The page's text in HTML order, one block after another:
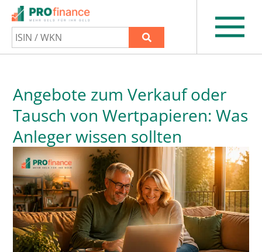
Angebote zum Verkauf oder
Tausch von Wertpapieren: Was
Anleger wissen sollten